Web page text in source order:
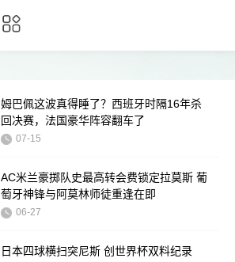
姆巴佩这波真得睡了？西班牙时隔16年杀
回决赛，法国豪华阵容翻车了
07-15
AC米兰豪掷队史最高转会费锁定拉莫斯 葡
萄牙神锋与阿莫林师徒重逢在即
06-27
日本四球横扫突尼斯 创世界杯双料纪录